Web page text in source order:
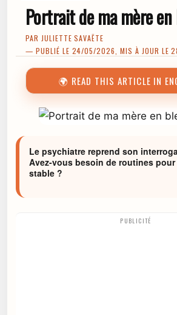
Portrait de ma mère
PAR JULIETTE SAVAËTE
— PUBLIÉ LE 24/05/2026, MIS À JOUR LE
🌍 READ THIS ARTICLE IN
Le psychiatre reprend son
Avez-vous besoin de routines
stable ?
PUBLICITÉ